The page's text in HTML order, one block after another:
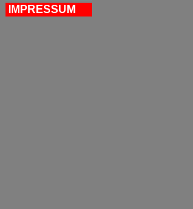
IMPRESSUM